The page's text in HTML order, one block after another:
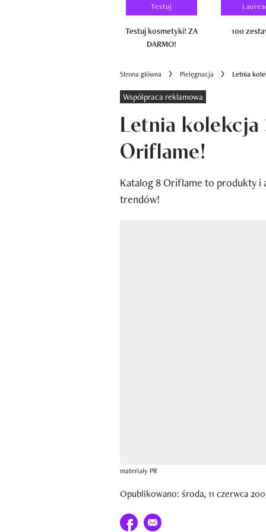
Testuj
Testuj kosmetyki! ZA
DARMO!
100
Strona główna Pielęgnacja Letnia
Współpraca reklamowa
Letnia
Oriflame!
Katalog 8 Oriflame to produkty i
trendów!
materiały PR
Opublikowano: środa, 11 czerwca
Udostępnij na facebook
E-mail do przyjaciela